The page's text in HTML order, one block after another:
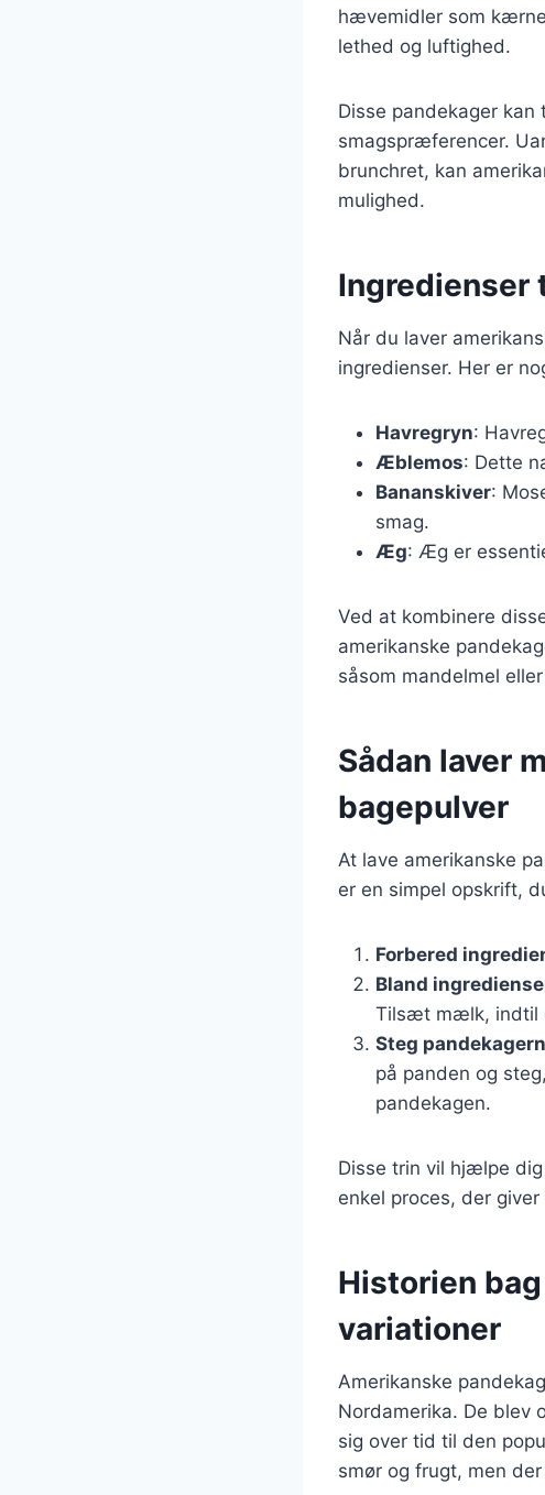
hævemidler som
lethed og luftighed.
Disse pandekager
smagspræferencer.
brunchret, kan
mulighed.
Ingredienser
Når du laver
ingredienser. Her er
Havregryn:
Æblemos: Dette
Bananskiver:
smag.
Æg: Æg er
Ved at kombinere
amerikanske
såsom mandelmel
Sådan laver
bagepulver
At lave amerikanske
er en simpel opskrift,
Forbered
Bland
Tilsæt mælk, indtil
Steg
på panden og
pandekagen.
Disse trin vil hjælpe
enkel proces, der
Historien
variationer
Amerikanske
Nordamerika. De blev
sig over tid til den
smør og frugt, men